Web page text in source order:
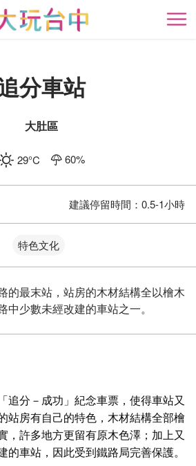
開
分車站
大肚區
29°C 60%
建議停留時間： 0.5-1小時
特色文化
的最末站，站房的木材結構全以檜木
少數未經改建的車站之一。
追分－成功」紀念車票，使得車站又
站房有自己的特色，木材結構全部檜
，許多地方更留有原木色澤；加上又
的車站，因此受到鐵路局完善保護。